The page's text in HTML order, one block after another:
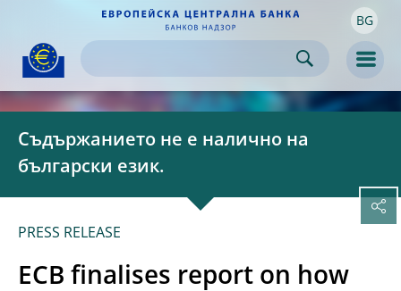
Skip to
content BG
Съдържанието не е налично на
български език.
PRESS RELEASE
ECB finalises report on how